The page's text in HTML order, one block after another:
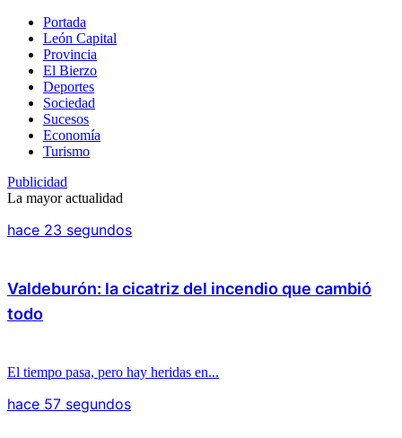
Portada
León Capital
Provincia
El Bierzo
Deportes
Sociedad
Sucesos
Economía
Turismo
Publicidad
La mayor actualidad
hace 23 segundos
Valdeburón: la cicatriz del incendio que cambió
todo
El tiempo pasa, pero hay heridas en...
hace 57 segundos